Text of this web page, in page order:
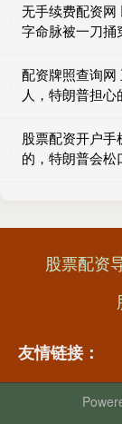
无手续费配资网
字命脉被一刀捅
配资牌照查询网
人，特朗普担心
股票配资开户手
的，特朗普会松
股票配资
友情链接：